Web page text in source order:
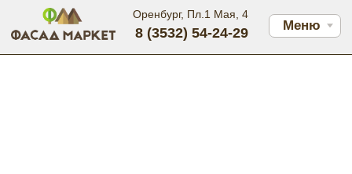
Меню
Оренбург, Пл.1 Мая, 4
8 (3532) 54-24-29